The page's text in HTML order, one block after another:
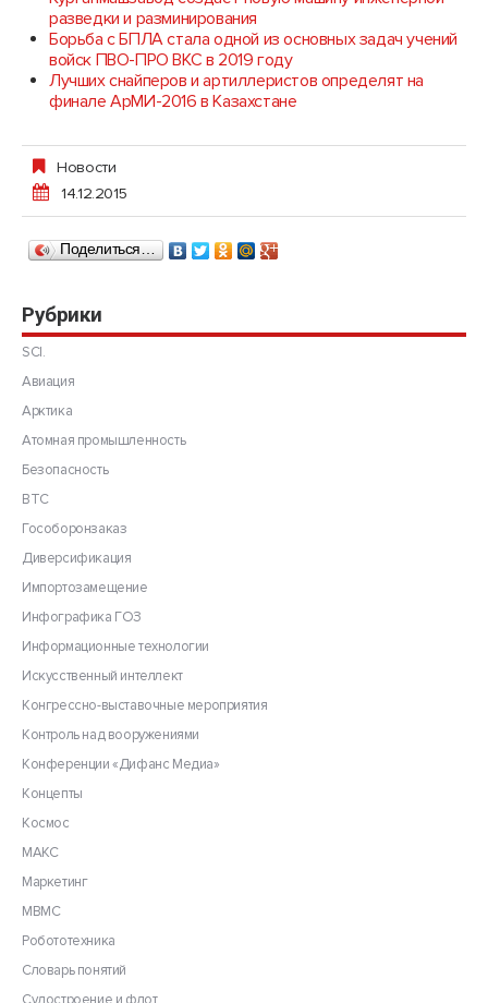
разведки и разминирования
Борьба с БПЛА стала одной из основных задач учений
войск ПВО-ПРО ВКС в 2019 году
Лучших снайперов и артиллеристов определят на
финале АрМИ-2016 в Казахстане
Новости
14.12.2015
Поделиться…
Рубрики
SCI.
Авиация
Арктика
Атомная промышленность
Безопасность
ВТС
Гособоронзаказ
Диверсификация
Импортозамещение
Инфографика ГОЗ
Информационные технологии
Искусственный интеллект
Конгрессно-выставочные мероприятия
Контроль над вооружениями
Конференции «Дифанс Медиа»
Концепты
Космос
МАКС
Маркетинг
МВМС
Робототехника
Словарь понятий